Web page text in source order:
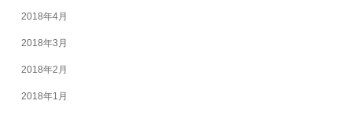
2018年4月
2018年3月
2018年2月
2018年1月